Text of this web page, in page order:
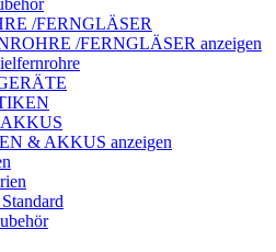
/FERNGLÄSER
/FERNGLÄSER anzeigen
& AKKUS anzeigen